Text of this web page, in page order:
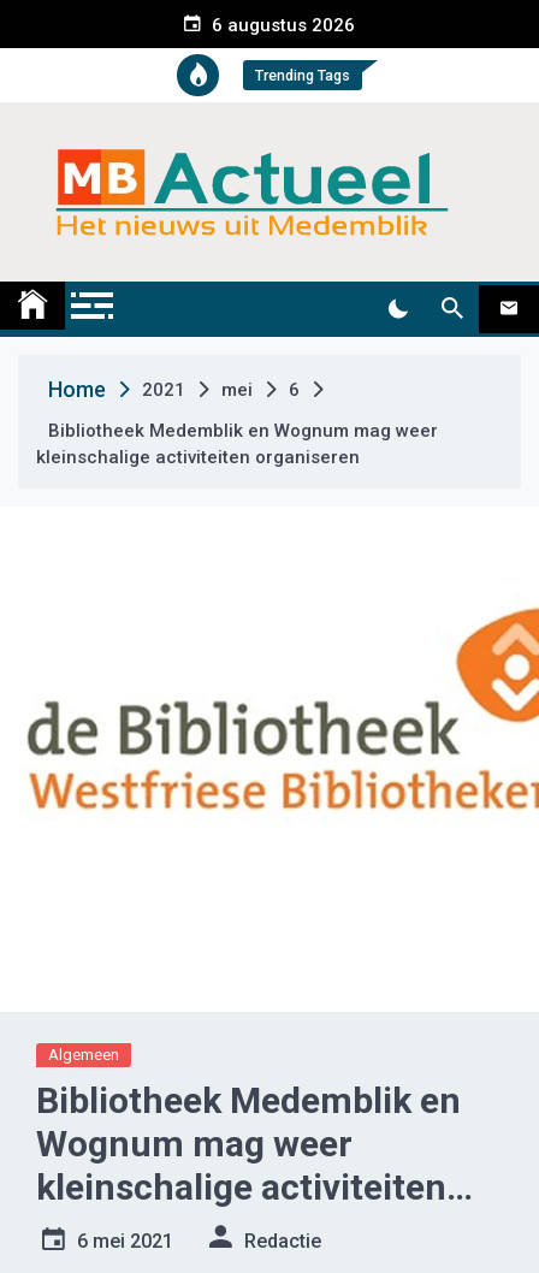
e
t
6 augustus 2026
Trending Tags
Medemblik Actueel
Home 2021 mei
6
Bibliotheek Medemblik en Wognum mag weer
kleinschalige activiteiten organiseren
Algemeen
Bibliotheek Medemblik en
Wognum mag weer
kleinschalige activiteiten
organiseren
6 mei 2021 Redactie